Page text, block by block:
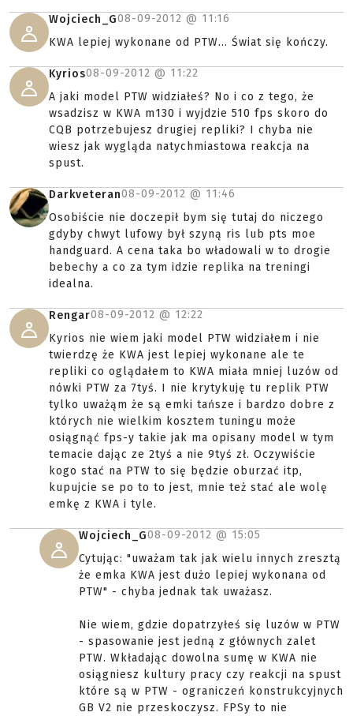
Wojciech_G08-09-2012 @ 11:16
KWA lepiej wykonane od PTW... Świat się kończy.
Kyrios08-09-2012 @ 11:22
A jaki model PTW widziałeś? No i co z tego, że
wsadzisz w KWA m130 i wyjdzie 510 fps skoro do
CQB potrzebujesz drugiej repliki? I chyba nie
wiesz jak wygląda natychmiastowa reakcja na
spust.
Darkveteran08-09-2012 @ 11:46
Osobiście nie doczepił bym się tutaj do niczego
gdyby chwyt lufowy był szyną ris lub pts moe
handguard. A cena taka bo władowali w to drogie
bebechy a co za tym idzie replika na treningi
idealna.
Rengar08-09-2012 @ 12:22
Kyrios nie wiem jaki model PTW widziałem i nie
twierdzę że KWA jest lepiej wykonane ale te
repliki co oglądałem to KWA miała mniej luzów od
nówki PTW za 7tyś. I nie krytykuję tu replik PTW
tylko uważąm że są emki tańsze i bardzo dobre z
których nie wielkim kosztem tuningu może
osiągnąć fps-y takie jak ma opisany model w tym
temacie dając ze 2tyś a nie 9tyś zł. Oczywiście
kogo stać na PTW to się będzie oburzać itp,
kupujcie se po to to jest, mnie też stać ale wolę
emkę z KWA i tyle.
Wojciech_G08-09-2012 @ 15:05
Cytując: "uważam tak jak wielu innych zresztą
że emka KWA jest dużo lepiej wykonana od
PTW" - chyba jednak tak uważasz.
Nie wiem, gdzie dopatrzyłeś się luzów w PTW
- spasowanie jest jedną z głównych zalet
PTW. Wkładając dowolna sumę w KWA nie
osiągniesz kultury pracy czy reakcji na spust
które są w PTW - ograniczeń konstrukcyjnych
GB V2 nie przeskoczysz. FPSy to nie